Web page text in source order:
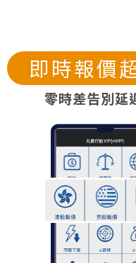
即時報價
零時差告別延